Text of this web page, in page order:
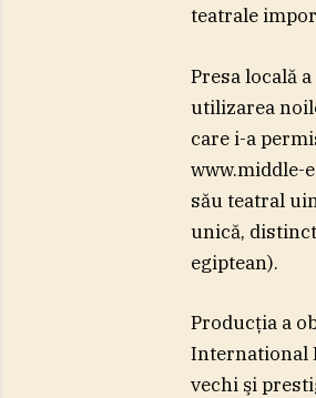
teatrale
Presa locală
utilizarea
care i-a
www.middle-
său teatral
unică,
egiptean).
Producţia a
International
vechi şi